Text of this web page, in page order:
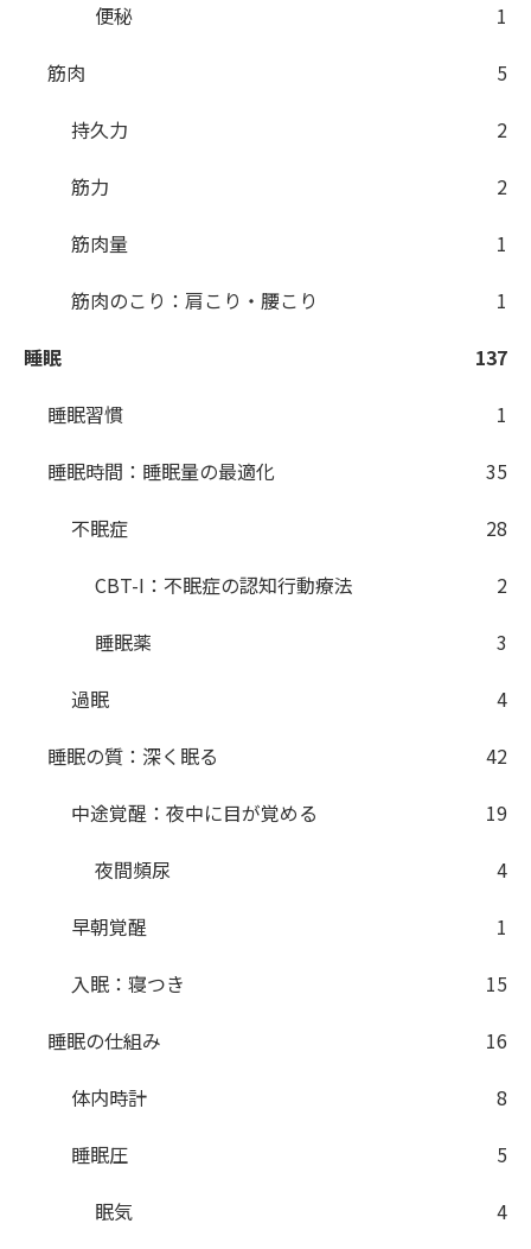
便秘
1
筋肉
5
持久力
2
筋力
2
筋肉量
1
筋肉のこり：肩こり・腰こり
1
睡眠
137
睡眠習慣
1
睡眠時間：睡眠量の最適化
35
不眠症
28
CBT-I：不眠症の認知行動療法
2
睡眠薬
3
過眠
4
睡眠の質：深く眠る
42
中途覚醒：夜中に目が覚める
19
夜間頻尿
4
早朝覚醒
1
入眠：寝つき
15
睡眠の仕組み
16
体内時計
8
睡眠圧
5
眠気
4